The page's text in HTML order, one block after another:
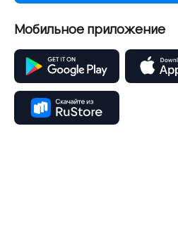
Мобильное приложение